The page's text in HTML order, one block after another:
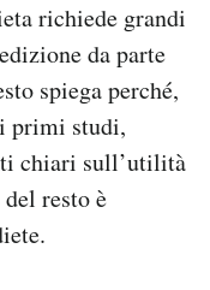
richiede grandi
da parte
spiega perché,
primi studi,
chiari sull’utilità
resto è